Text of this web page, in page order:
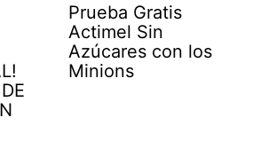
Prueba Gratis
Actimel Sin
Azúcares con los
Minions